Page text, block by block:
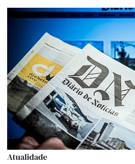
Atualidade